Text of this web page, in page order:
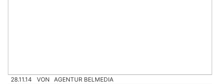
28.11.14 VON AGENTUR BELMEDIA